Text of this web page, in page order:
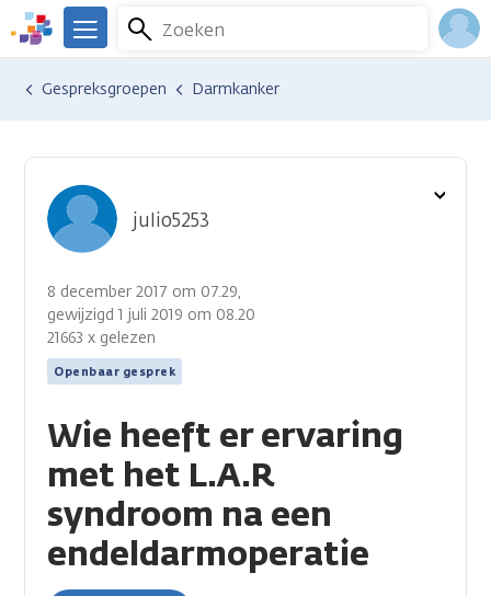
Overslaan
en
naar
We
er
Zoeken
Menu
Ervaringen van anderen
Gespreksgroepen Darmkanker
Wie heeft er ervaring
met het L.A.R
syndroom na een
endeldarmoperatie
julio5253
Openbaar gesprek
8 december 2017 om 07.29,
gewijzigd 1 juli 2019 om 08.20
21663 x gelezen
Toon